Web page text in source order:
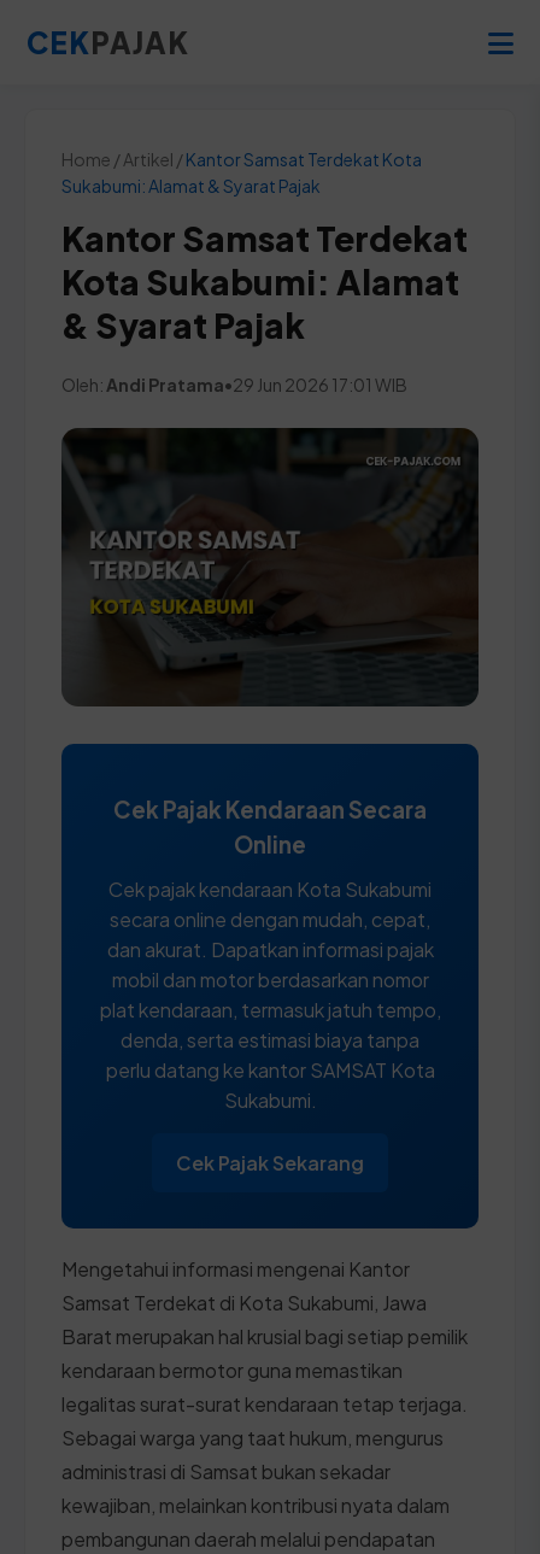
CEKPAJAK
Home / Artikel /Kantor Samsat Terdekat Kota
Sukabumi: Alamat & Syarat Pajak
Kantor Samsat Terdekat
Kota Sukabumi: Alamat
& Syarat Pajak
Oleh: Andi Pratama•29 Jun 2026 17:01 WIB
Cek Pajak Kendaraan Secara
Online
Cek pajak kendaraan Kota Sukabumi
secara online dengan mudah, cepat,
dan akurat. Dapatkan informasi pajak
mobil dan motor berdasarkan nomor
plat kendaraan, termasuk jatuh tempo,
denda, serta estimasi biaya tanpa
perlu datang ke kantor SAMSAT Kota
Sukabumi.
Cek Pajak Sekarang
Mengetahui informasi mengenai Kantor
Samsat Terdekat di Kota Sukabumi, Jawa
Barat merupakan hal krusial bagi setiap pemilik
kendaraan bermotor guna memastikan
legalitas surat-surat kendaraan tetap terjaga.
Sebagai warga yang taat hukum, mengurus
administrasi di Samsat bukan sekadar
kewajiban, melainkan kontribusi nyata dalam
pembangunan daerah melalui pendapatan